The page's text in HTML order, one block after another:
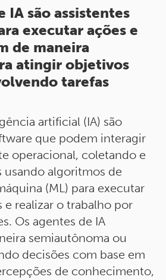
IA são assistentes
executar ações e
de maneira
atingir objetivos
tarefas
artificial (IA) são
que podem interagir
operacional, coletando e
usando algoritmos de
(ML) para executar
e realizar o trabalho por
Os agentes de IA
semiautônoma ou
decisões com base em
de conhecimento,